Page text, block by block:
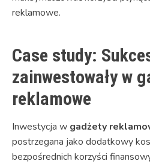
reklamowe.
Case study:
zainwestowały w
reklamowe
Inwestycja w gadżety
postrzegana jako dodatkowy
bezpośrednich korzyści